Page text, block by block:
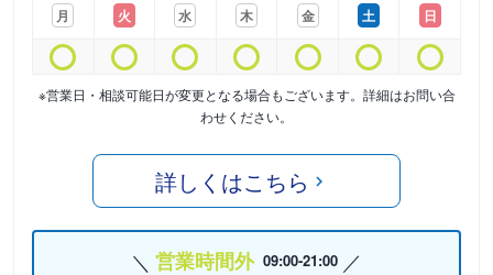
月
火
水
木
金
土
日
※営業日・相談可能日が変更となる場合もございます。詳細はお問い合
わせください。
詳しくはこちら
営業時間外 09:00-21:00